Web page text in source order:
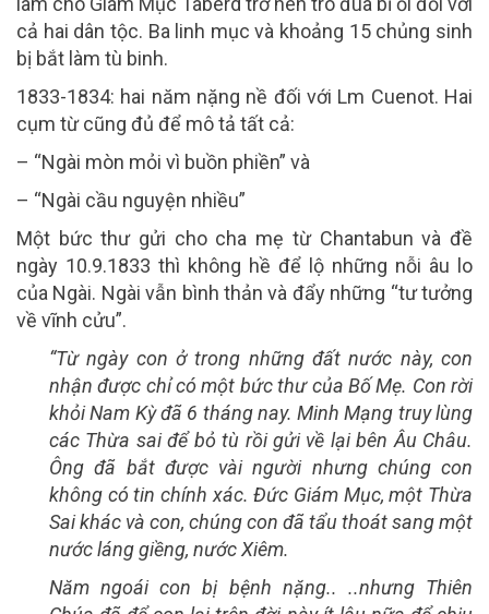
cả hai dân tộc. Ba linh mục và khoảng 15 chủng sinh
bị bắt làm tù binh.
1833-1834: hai năm nặng nề đối với Lm Cuenot. Hai
cụm từ cũng đủ để mô tả tất cả:
– “Ngài mòn mỏi vì buồn phiền” và
– “Ngài cầu nguyện nhiều”
Một bức thư gửi cho cha mẹ từ Chantabun và đề
ngày 10.9.1833 thì không hề để lộ những nỗi âu lo
của Ngài. Ngài vẫn bình thản và đẩy những “tư tưởng
về vĩnh cửu”.
“Từ ngày con ở trong những đất nước này, con
nhận được chỉ có một bức thư của Bố Mẹ. Con rời
khỏi Nam Kỳ đã 6 tháng nay. Minh Mạng truy lùng
các Thừa sai để bỏ tù rồi gửi về lại bên Âu Châu.
Ông đã bắt được vài người nhưng chúng con
không có tin chính xác. Đức Giám Mục, một Thừa
Sai khác và con, chúng con đã tẩu thoát sang một
nước láng giềng, nước Xiêm.
Năm ngoái con bị bệnh nặng.. ..nhưng Thiên